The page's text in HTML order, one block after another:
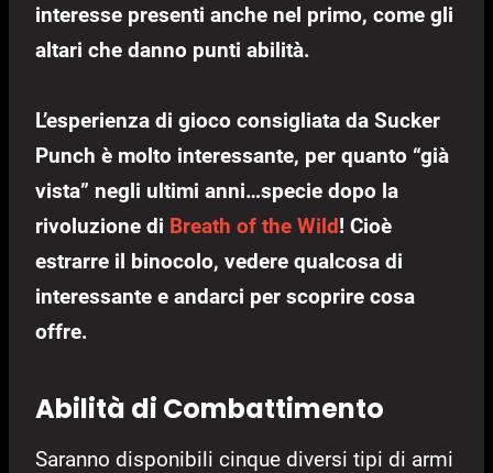
interesse presenti anche nel primo, come gli
altari che danno punti abilità.
L’esperienza di gioco consigliata da Sucker
Punch è molto interessante, per quanto “già
vista” negli ultimi anni…specie dopo la
rivoluzione di Breath of the Wild! Cioè
estrarre il binocolo, vedere qualcosa di
interessante e andarci per scoprire cosa
offre.
Abilità di Combattimento
Saranno disponibili cinque diversi tipi di armi